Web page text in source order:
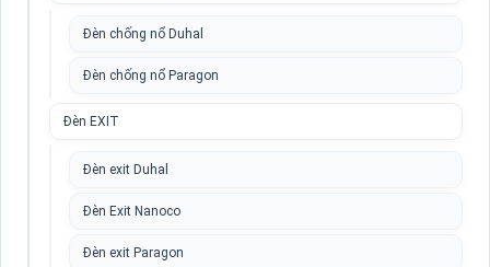
Đèn chống nổ Duhal
Đèn chống nổ Paragon
Đèn EXIT
Đèn exit Duhal
Đèn Exit Nanoco
Đèn exit Paragon